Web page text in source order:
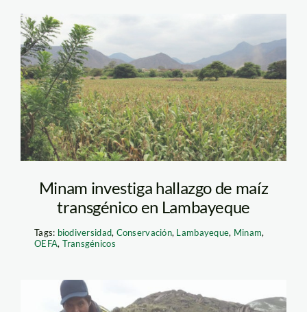
maíz
transgénico_Minam
Minam investiga hallazgo de maíz
transgénico en Lambayeque
Tags: biodiversidad, Conservación, Lambayeque, Minam,
OEFA, Transgénicos